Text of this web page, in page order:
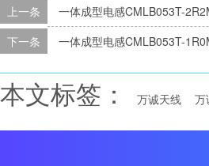
上一条
一体成型电感CMLB053T-
下一条
一体成型电感CMLB053T-
本文标签： 万诚天线 万